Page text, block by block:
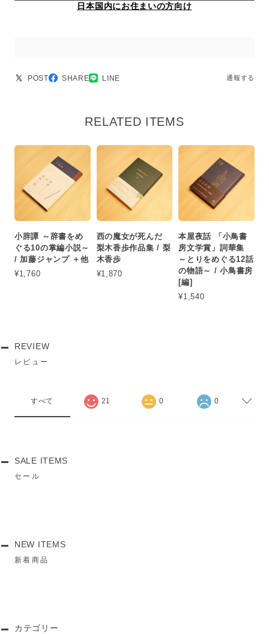
日本国内にお住まいの方向け
POST SHARE LINE 通報する
RELATED ITEMS
小辞譚 ～辞書をめ
ぐる10の掌編小説～
/ 加藤ジャンプ ＋他
¥1,760
西の魔女が死んだ
梨木香歩作品集 / 梨
木香歩
¥1,870
本屋夜話 「小鳥書
房文学賞」詞華集
～とりをめぐる12話
の物語～ / 小鳥書房
[編]
¥1,540
REVIEW
レビュー
すべて 21 0 0
SALE ITEMS
セール
NEW ITEMS
新着商品
カテゴリー